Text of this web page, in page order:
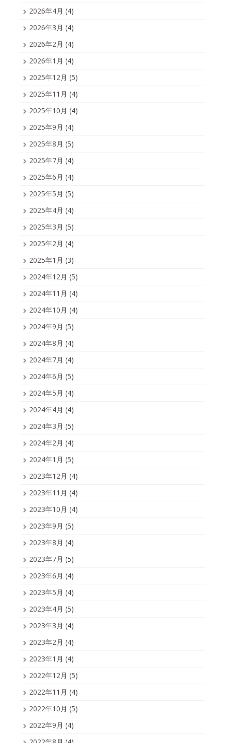
2026年4月 (4)
2026年3月 (4)
2026年2月 (4)
2026年1月 (4)
2025年12月 (5)
2025年11月 (4)
2025年10月 (4)
2025年9月 (4)
2025年8月 (5)
2025年7月 (4)
2025年6月 (4)
2025年5月 (5)
2025年4月 (4)
2025年3月 (5)
2025年2月 (4)
2025年1月 (3)
2024年12月 (5)
2024年11月 (4)
2024年10月 (4)
2024年9月 (5)
2024年8月 (4)
2024年7月 (4)
2024年6月 (5)
2024年5月 (4)
2024年4月 (4)
2024年3月 (5)
2024年2月 (4)
2024年1月 (5)
2023年12月 (4)
2023年11月 (4)
2023年10月 (4)
2023年9月 (5)
2023年8月 (4)
2023年7月 (5)
2023年6月 (4)
2023年5月 (4)
2023年4月 (5)
2023年3月 (4)
2023年2月 (4)
2023年1月 (4)
2022年12月 (5)
2022年11月 (4)
2022年10月 (5)
2022年9月 (4)